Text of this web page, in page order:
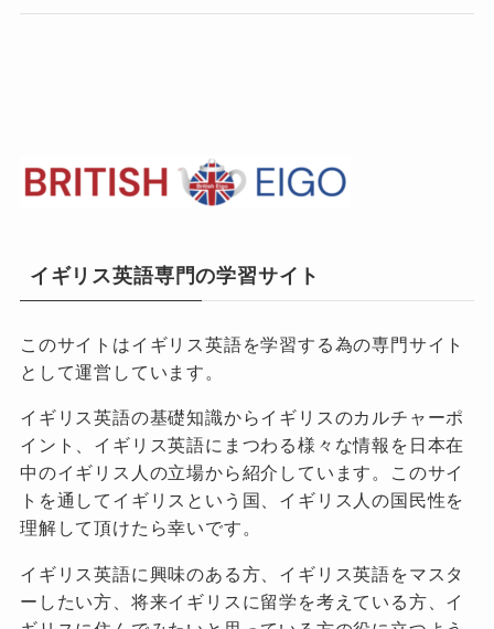
イギリス英語専門の学習サイト
このサイトはイギリス英語を学習する為の専門サイト
として運営しています。
イギリス英語の基礎知識からイギリスのカルチャーポ
イント、イギリス英語にまつわる様々な情報を日本在
中のイギリス人の立場から紹介しています。このサイ
トを通してイギリスという国、イギリス人の国民性を
理解して頂けたら幸いです。
イギリス英語に興味のある方、イギリス英語をマスタ
ーしたい方、将来イギリスに留学を考えている方、イ